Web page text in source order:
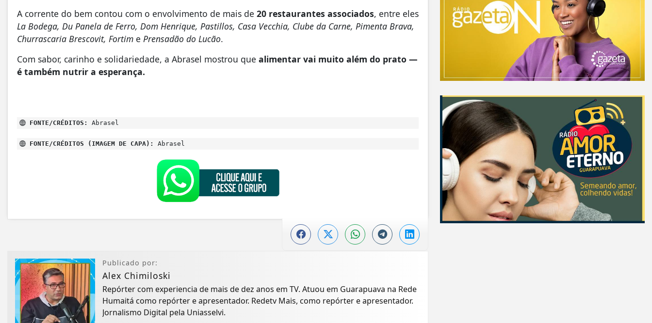
A corrente do bem contou com o envolvimento de mais de 20 restaurantes associados, entre eles
La Bodega, Du Panela de Ferro, Dom Henrique, Pastillos, Casa Vecchia, Clube da Carne, Pimenta Brava,
Churrascaria Brescovit, Fortim e Prensadão do Lucão.
Com sabor, carinho e solidariedade, a Abrasel mostrou que alimentar vai muito além do prato —
é também nutrir a esperança.
FONTE/CRÉDITOS: Abrasel
FONTE/CRÉDITOS (IMAGEM DE CAPA): Abrasel
Publicado por:
Alex Chimiloski
Repórter com experiencia de mais de dez anos em TV. Atuou em Guarapuava na Rede
Humaitá como repórter e apresentador. Redetv Mais, como repórter e apresentador.
Jornalismo Digital pela Uniasselvi.